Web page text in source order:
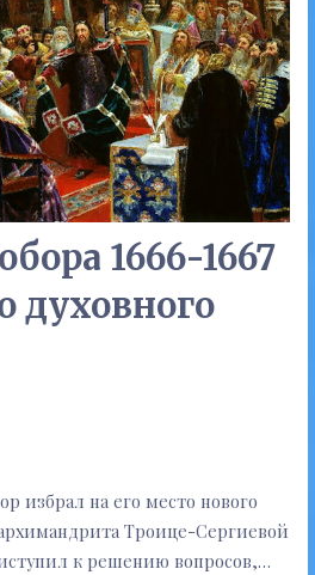
1666-1667
духовного
избрал на его место нового
Троице-Сергиевой
к решению вопросов,…